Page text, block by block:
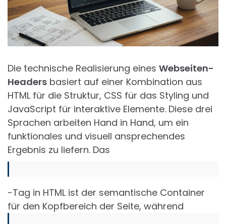
Die technische Realisierung eines Webseiten-
Headers basiert auf einer Kombination aus
HTML für die Struktur, CSS für das Styling und
JavaScript für interaktive Elemente. Diese drei
Sprachen arbeiten Hand in Hand, um ein
funktionales und visuell ansprechendes
Ergebnis zu liefern. Das
-Tag in HTML ist der semantische Container
für den Kopfbereich der Seite, während